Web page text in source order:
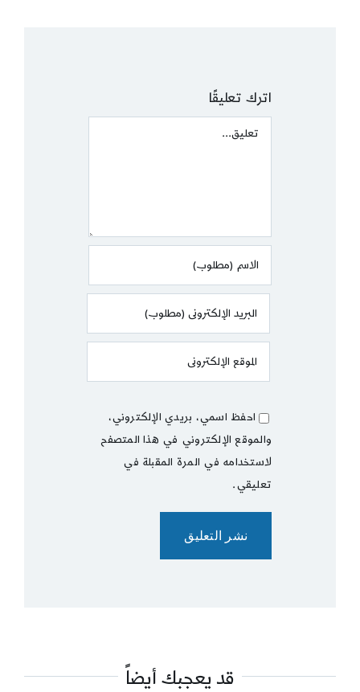
اترك تعليقًا
Comment
احفظ اسمي، بريدي الإلكتروني،
والموقع الإلكتروني في هذا المتصفح
لاستخدامه في المرة المقبلة في
تعليقي.
قد يعجبك أيضاً